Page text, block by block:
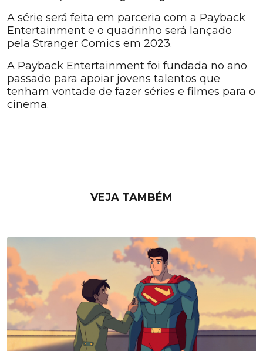
A série será feita em parceria com a Payback
Entertainment e o quadrinho será lançado
pela Stranger Comics em 2023.
A Payback Entertainment foi fundada no ano
passado para apoiar jovens talentos que
tenham vontade de fazer séries e filmes para o
cinema.
VEJA TAMBÉM